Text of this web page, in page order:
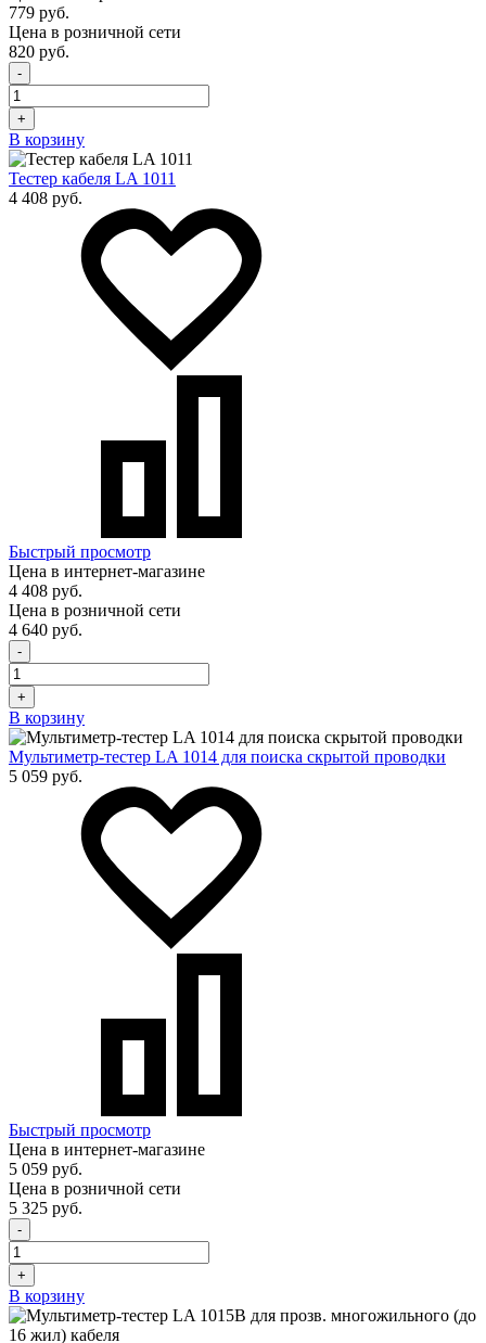
779 руб.
Цена в розничной сети
820 руб.
-
+
В корзину
Тестер кабеля LA 1011
4 408 руб.
Быстрый просмотр
Цена в интернет-магазине
4 408 руб.
Цена в розничной сети
4 640 руб.
-
+
В корзину
Мультиметр-тестер LA 1014 для поиска скрытой проводки
5 059 руб.
Быстрый просмотр
Цена в интернет-магазине
5 059 руб.
Цена в розничной сети
5 325 руб.
-
+
В корзину